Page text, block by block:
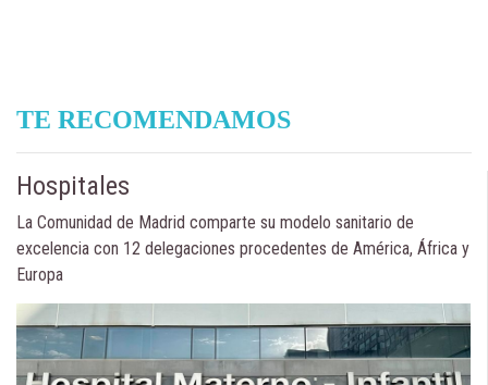
TE RECOMENDAMOS
Hospitales
La Comunidad de Madrid comparte su modelo sanitario de
excelencia con 12 delegaciones procedentes de América, África y
Europa